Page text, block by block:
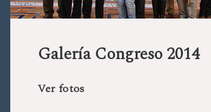
Galería Congreso 2014
Ver fotos